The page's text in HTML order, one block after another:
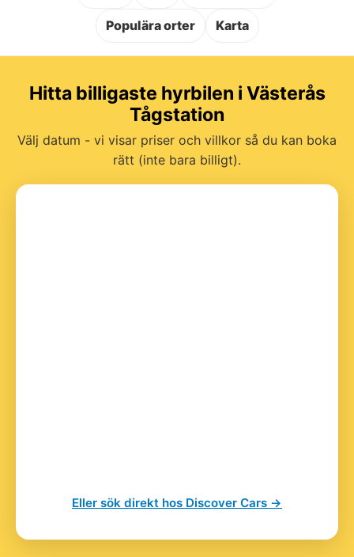
Populära orter Karta
Hitta billigaste hyrbilen i Västerås
Tågstation
Välj datum - vi visar priser och villkor så du kan boka
rätt (inte bara billigt).
Eller sök direkt hos Discover Cars →